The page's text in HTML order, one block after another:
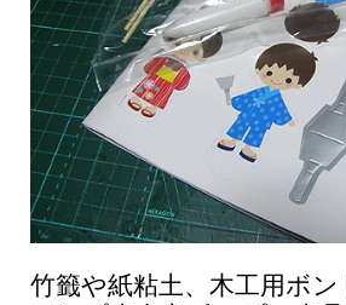
竹籤や紙粘土、木工用ボ